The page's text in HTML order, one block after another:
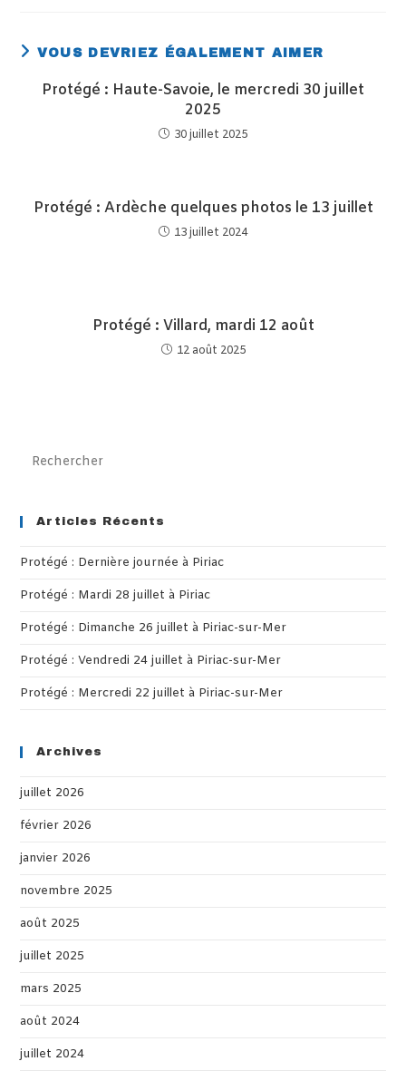
VOUS DEVRIEZ ÉGALEMENT AIMER
Protégé : Haute-Savoie, le mercredi 30 juillet
2025
30 juillet 2025
Protégé : Ardèche quelques photos le 13 juillet
13 juillet 2024
Protégé : Villard, mardi 12 août
12 août 2025
Articles Récents
Protégé : Dernière journée à Piriac
Protégé : Mardi 28 juillet à Piriac
Protégé : Dimanche 26 juillet à Piriac-sur-Mer
Protégé : Vendredi 24 juillet à Piriac-sur-Mer
Protégé : Mercredi 22 juillet à Piriac-sur-Mer
Archives
juillet 2026
février 2026
janvier 2026
novembre 2025
août 2025
juillet 2025
mars 2025
août 2024
juillet 2024